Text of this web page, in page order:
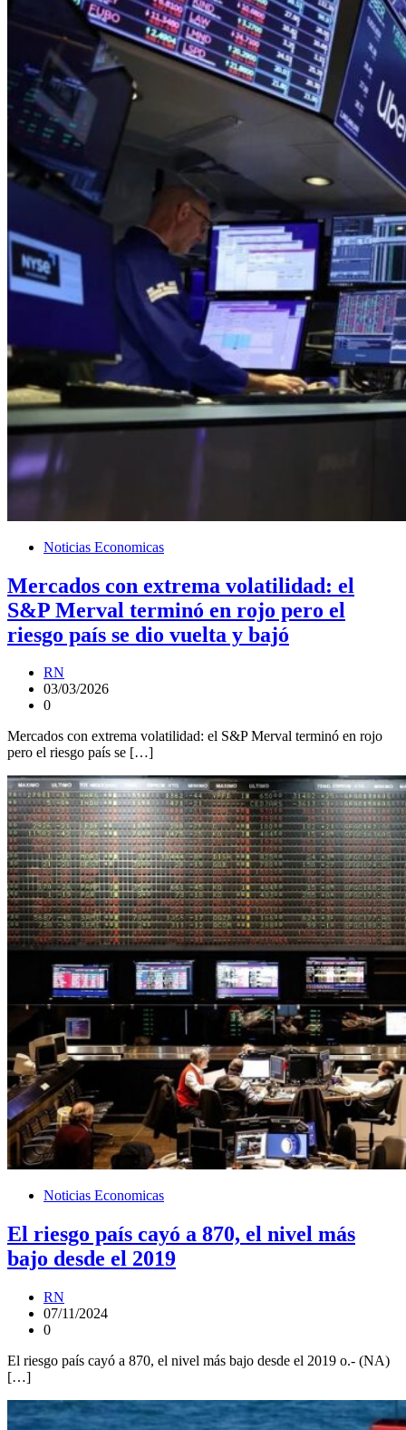
Noticias Economicas
Mercados con extrema volatilidad: el
S&P Merval terminó en rojo pero el
riesgo país se dio vuelta y bajó
RN
03/03/2026
0
Mercados con extrema volatilidad: el S&P Merval terminó en rojo
pero el riesgo país se […]
Noticias Economicas
El riesgo país cayó a 870, el nivel más
bajo desde el 2019
RN
07/11/2024
0
El riesgo país cayó a 870, el nivel más bajo desde el 2019 o.- (NA)
[…]